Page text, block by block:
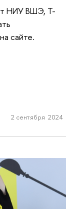
НИУ ВШЭ, Т-
сайте.
2 сентября 2024